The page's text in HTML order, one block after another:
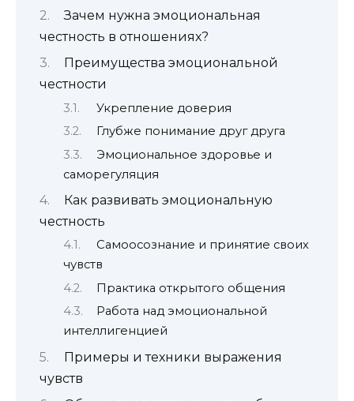
Зачем нужна эмоциональная
честность в отношениях?
Преимущества эмоциональной
честности
Укрепление доверия
Глубже понимание друг друга
Эмоциональное здоровье и
саморегуляция
Как развивать эмоциональную
честность
Самоосознание и принятие своих
чувств
Практика открытого общения
Работа над эмоциональной
интеллигенцией
Примеры и техники выражения
чувств